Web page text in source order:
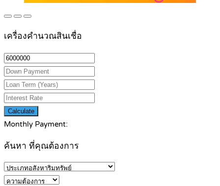
เครื่องคำนวณสินเชื่อ
Calculate
Monthly Payment:
ค้นหา ที่คุณต้องการ